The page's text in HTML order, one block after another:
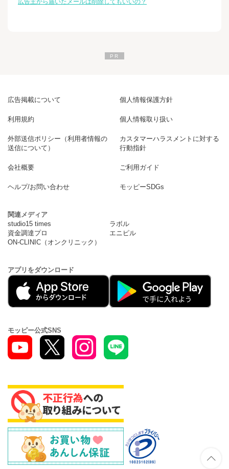
広告主から届いたメールは削除してもいいの？
広告掲載について 個人情報保護方針
利用規約 個人情報取り扱い
外部送信ポリシー（利用者情報の
送信について）
カスタマーハラスメントに対する
行動指針
会社概要 ご利用ガイド
ヘルプ/お問い合わせ モッピーSDGs
関連メディア
studio15 times
ラボル
資金調達プロ
エニピル
ON-CLINIC（オンクリニック）
アプリをダウンロード
モッピー公式SNS